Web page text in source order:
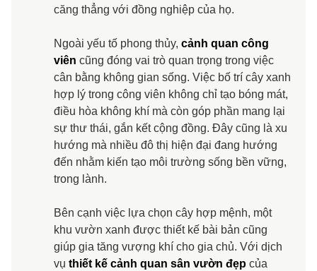
căng thẳng với đồng nghiệp của họ.
Ngoài yếu tố phong thủy, cảnh quan công
viên cũng đóng vai trò quan trọng trong việc
cân bằng không gian sống. Việc bố trí cây xanh
hợp lý trong công viên không chỉ tạo bóng mát,
điều hòa không khí mà còn góp phần mang lại
sự thư thái, gắn kết cộng đồng. Đây cũng là xu
hướng mà nhiều đô thị hiện đại đang hướng
đến nhằm kiến tạo môi trường sống bền vững,
trong lành.
Bên cạnh việc lựa chọn cây hợp mệnh, một
khu vườn xanh được thiết kế bài bản cũng
giúp gia tăng vượng khí cho gia chủ. Với dịch
vụ thiết kế cảnh quan sân vườn đẹp của